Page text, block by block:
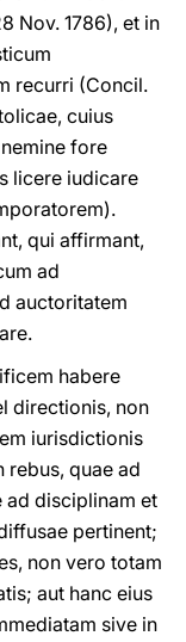
Nov. 1786), et in
recurri (Concil.
cuius
fore
licere iudicare
qui affirmant,
ad
auctoritatem
habere
directionis, non
iurisdictionis
rebus, quae ad
ad disciplinam et
pertinent;
non vero totam
aut hanc eius
sive in